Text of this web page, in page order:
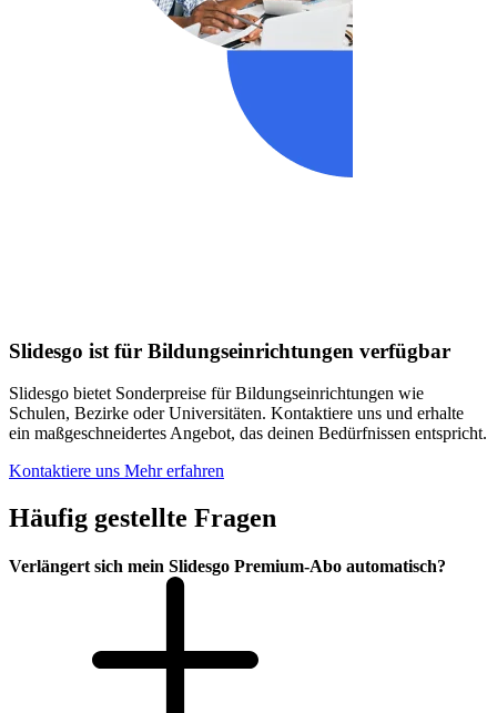
Slidesgo ist für Bildungseinrichtungen verfügbar
Slidesgo bietet Sonderpreise für Bildungseinrichtungen wie
Schulen, Bezirke oder Universitäten. Kontaktiere uns und erhalte
ein maßgeschneidertes Angebot, das deinen Bedürfnissen entspricht.
Kontaktiere uns Mehr erfahren
Häufig gestellte Fragen
Verlängert sich mein Slidesgo Premium-Abo automatisch?